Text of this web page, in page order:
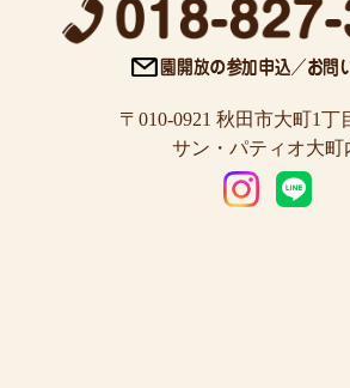
〒010-0921 秋田市大町1丁
サン・パティオ大町